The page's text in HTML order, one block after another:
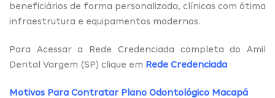
beneficiários de forma personalizada, clínicas com ótima
infraestrutura e equipamentos modernos.
Para Acessar a Rede Credenciada completa do Amil
Dental Vargem (SP) clique em Rede Credenciada
Motivos Para Contratar Plano Odontológico Macapá